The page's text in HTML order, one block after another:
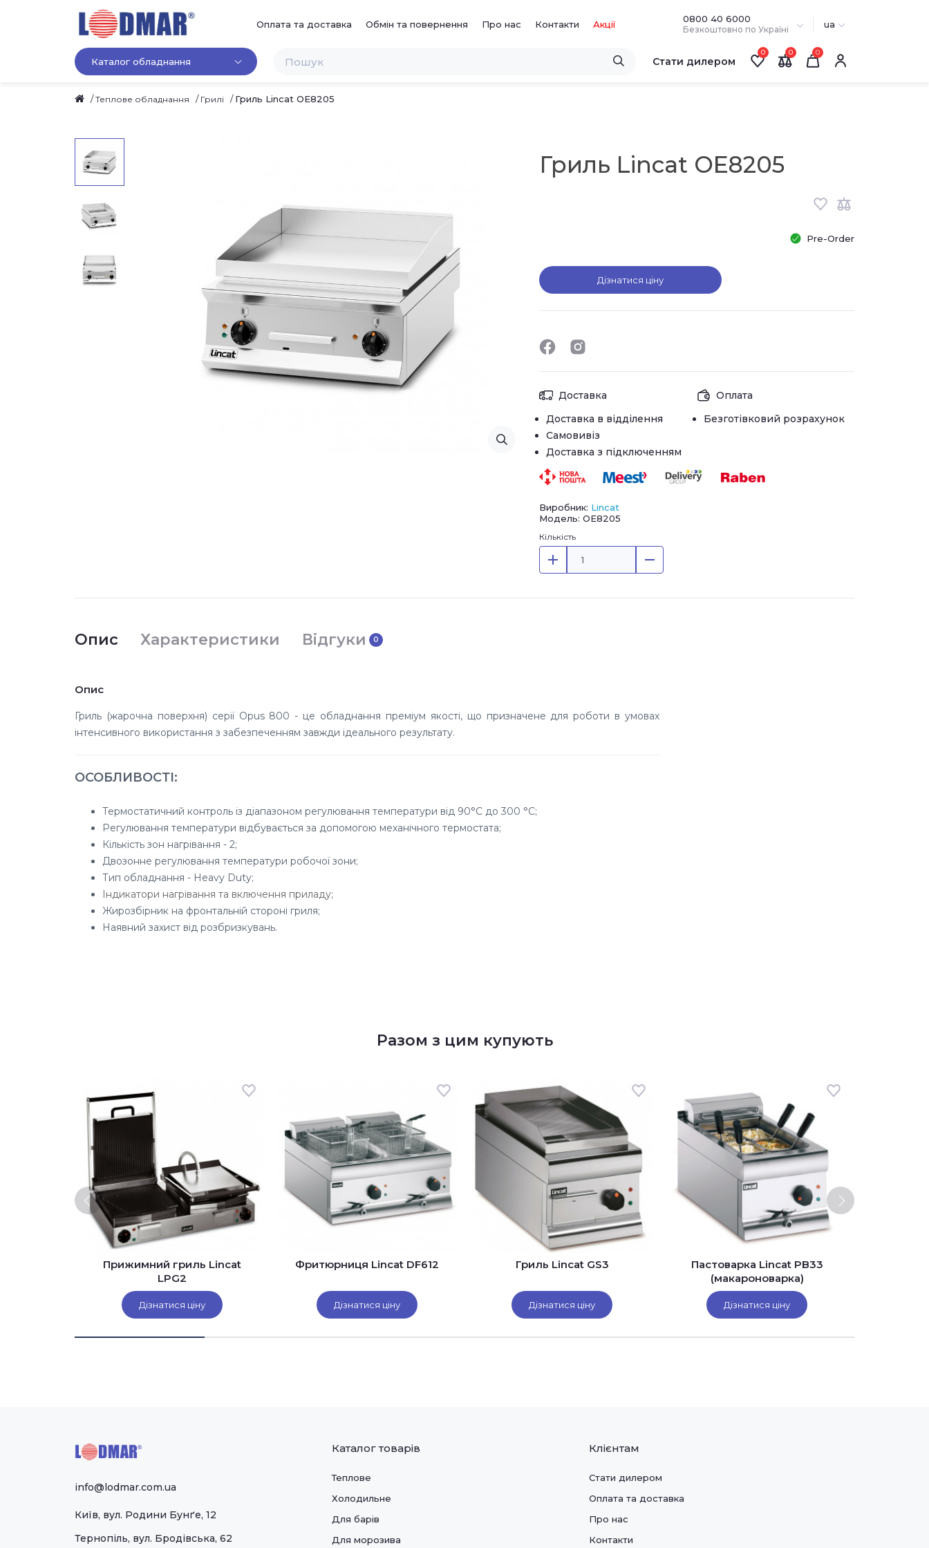
Оплата та доставка Обмін та повернення Про нас Контакти Акції 0800 40 6000
Безкоштовно по Україні ua
Каталог обладнання Стати дилером
0 0
Теплове обладнання Грилі Гриль Lincat OE8205
Гриль Lincat OE8205
Pre-Order
Дізнатися ціну
Доставка
Доставка в відділення
Самовивіз
Доставка з підключенням
Оплата
Безготівковий розрахунок
Виробник: Lincat
Модель: OE8205
Кількість
Опис Характеристики Відгуки 0
Опис
Гриль (жарочна поверхня) серії Opus 800 - це обладнання преміум якості, що призначене для роботи в умовах
інтенсивного використання з забезпеченням завжди ідеального результату.
ОСОБЛИВОСТІ:
Термостатичний контроль із діапазоном регулювання температури від 90°C до 300 °C;
Регулювання температури відбувається за допомогою механічного термостата;
Кількість зон нагрівання - 2;
Двозонне регулювання температури робочої зони;
Тип обладнання - Heavy Duty;
Індикатори нагрівання та включення приладу;
Жирозбірник на фронтальній стороні гриля;
Наявний захист від розбризкувань.
Разом з цим купують
Прижимний гриль Lincat
LPG2
Дізнатися ціну
Фритюрниця Lincat DF612
Дізнатися ціну
Гриль Lincat GS3
Дізнатися ціну
Пастоварка Lincat PB33
(макароноварка)
Дізнатися ціну
info@lodmar.com.ua
Київ, вул. Родини Бунґе, 12
Тернопіль, вул. Бродівська, 62
Каталог товарів
Теплове
Холодильне
Для барів
Для морозива
Клієнтам
Стати дилером
Оплата та доставка
Про нас
Контакти